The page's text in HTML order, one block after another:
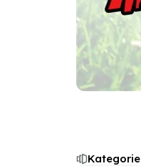
Kategorie